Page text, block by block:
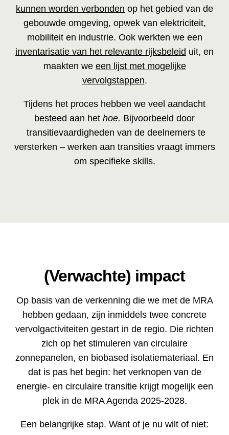
kunnen worden verbonden op het gebied van de
gebouwde omgeving, opwek van elektriciteit,
mobiliteit en industrie. Ook werkten we een
inventarisatie van het relevante rijksbeleid uit, en
maakten we een lijst met mogelijke
vervolgstappen.
Tijdens het proces hebben we veel aandacht
besteed aan het hoe. Bijvoorbeeld door
transitievaardigheden van de deelnemers te
versterken – werken aan transities vraagt immers
om specifieke skills.
(Verwachte) impact
Op basis van de verkenning die we met de MRA
hebben gedaan, zijn inmiddels twee concrete
vervolgactiviteiten gestart in de regio. Die richten
zich op het stimuleren van circulaire
zonnepanelen, en biobased isolatiemateriaal. En
dat is pas het begin: het verknopen van de
energie- en circulaire transitie krijgt mogelijk een
plek in de MRA Agenda 2025-2028.
Een belangrijke stap. Want of je nu wilt of niet: